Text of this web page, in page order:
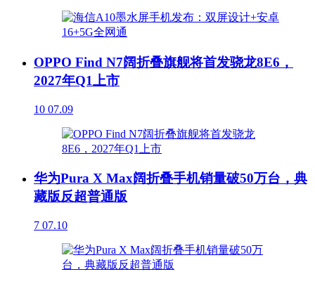
OPPO Find N7阔折叠旗舰将首发骁龙8E6，
2027年Q1上市
10 07.09
华为Pura X Max阔折叠手机销量破50万台，典
藏版反超普通版
7 07.10